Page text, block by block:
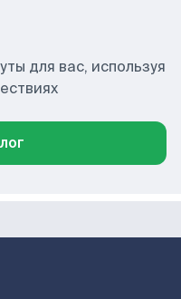
для вас, используя